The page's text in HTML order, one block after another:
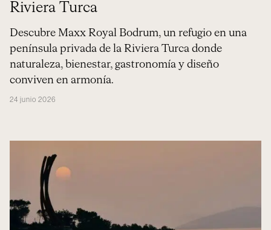
Riviera Turca
Descubre Maxx Royal Bodrum, un refugio en una
península privada de la Riviera Turca donde
naturaleza, bienestar, gastronomía y diseño
conviven en armonía.
24 junio 2026